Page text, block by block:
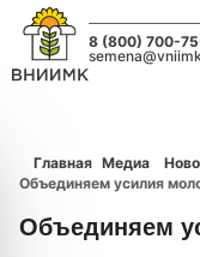
8 (800) 700-
Главная Медиа
Объединяем усилия
Объединяем